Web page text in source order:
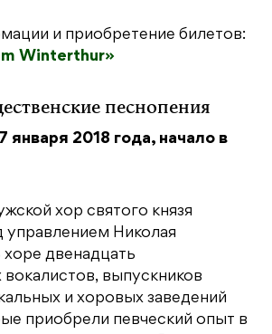
и приобретение билетов:
Winterthur»
песнопения
января 2018 года, начало в
хор святого князя
управлением Николая
хоре двенадцать
вокалистов, выпускников
и хоровых заведений
приобрели певческий опыт в